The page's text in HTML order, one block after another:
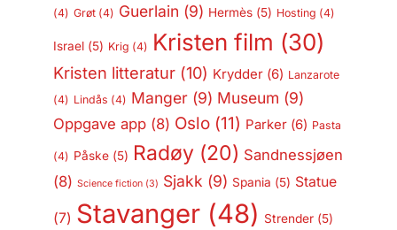
(4) Grøt(4) Guerlain (9) Hermès(5) Hosting (4)
Israel(5) Krig (4) Kristen film (30)
Kristen litteratur(10) Krydder(6) Lanzarote
(4) Lindås (4) Manger(9) Museum (9)
Oppgave app(8) Oslo(11) Parker(6) Pasta
(4) Påske(5) Radøy(20) Sandnessjøen
(8) Science fiction(3) Sjakk (9) Spania (5) Statue
(7) Stavanger(48) Strender(5)